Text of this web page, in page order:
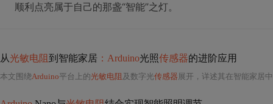
顺利点亮属于自己的那盏“智能”之灯。
从光敏电阻 到智能家居 ：Arduino光照传感器的进阶应用
本文围绕Arduino平台上的光敏电阻 及数字光传感器 展开，详述其在智能家居